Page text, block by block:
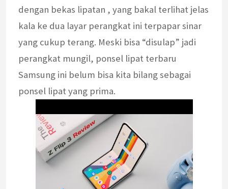
dengan bekas lipatan , yang bakal terlihat jelas
kala ke dua layar perangkat ini terpapar sinar
yang cukup terang. Meski bisa “disulap” jadi
perangkat mungil, ponsel lipat terbaru
Samsung ini belum bisa kita bilang sebagai
ponsel lipat yang prima.